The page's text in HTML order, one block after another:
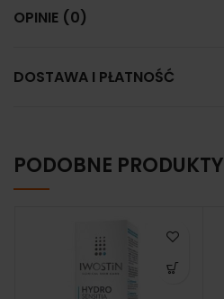
OPINIE (0)
DOSTAWA I PŁATNOŚĆ
PODOBNE PRODUKTY